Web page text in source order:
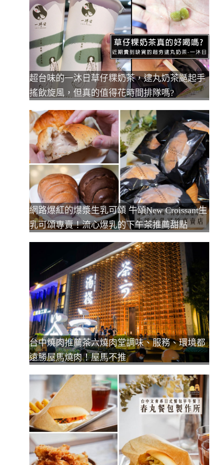
超台味的一沐日草仔粿奶茶，逮丸奶茶颳起手
搖飲旋風，但真的值得花時間排隊嗎?
網路爆紅的爆漿生乳可頌 牛頌New Croissant生
乳可頌專賣！流心爆乳的下午茶推薦甜點
台中燒肉推薦茶六燒肉堂調味、服務、環境都
遠勝屋馬燒肉！屋馬不推